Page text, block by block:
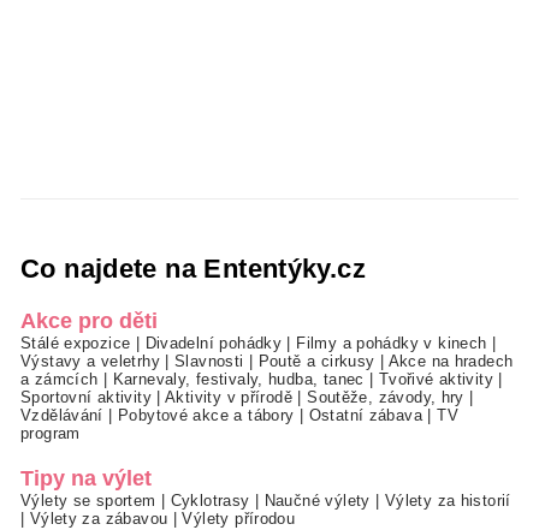
Co najdete na Ententýky.cz
Akce pro děti
Stálé expozice Divadelní pohádky Filmy a pohádky v kinech
Výstavy a veletrhy|Slavnosti Poutě a cirkusy
Akce na hradech
a zámcích
Karnevaly, festivaly, hudba, tanec Tvořivé aktivity
Sportovní aktivity|Aktivity v přírodě |Soutěže, závody, hry
Vzdělávání
Pobytové akce a tábory Ostatní zábava|TV
program
Tipy na výlet
Výlety se sportem Cyklotrasy Naučné výlety
Výlety za historií
Výlety za zábavou |Výlety přírodou